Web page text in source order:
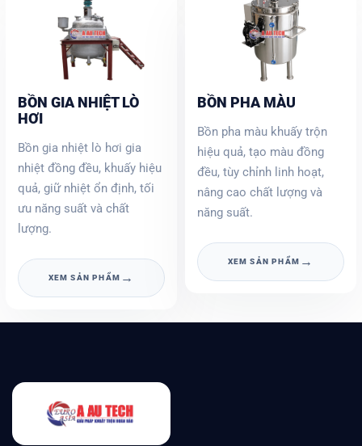
BỒN GIA NHIỆT LÒ
HƠI
Bồn gia nhiệt lò hơi gia
nhiệt đồng đều, khuấy hiệu
quả, giữ nhiệt ổn định, tối
ưu năng suất và chất
lượng.
XEM SẢN PHẨM →
BỒN PHA MÀU
Bồn pha màu khuấy trộn
hiệu quả, tạo màu đồng
đều, tùy chỉnh linh hoạt,
nâng cao chất lượng và
năng suất.
XEM SẢN PHẨM →